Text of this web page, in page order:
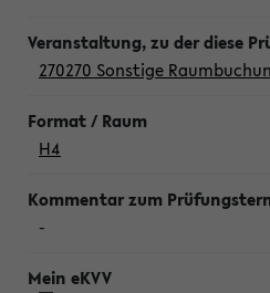
270270 Sonstige
H4
-